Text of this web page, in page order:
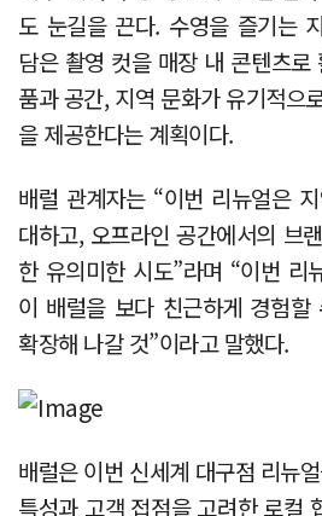
도 눈길을 끈다. 수영을 즐기는
담은 촬영 컷을 매장 내 콘텐츠로
품과 공간, 지역 문화가 유기적으
을 제공한다는 계획이다.
배럴 관계자는 “이번 리뉴얼은
대하고, 오프라인 공간에서의 브
한 유의미한 시도”라며 “이번 리
이 배럴을 보다 친근하게 경험
확장해 나갈 것”이라고 말했다.
배럴은 이번 신세계 대구점 리뉴
특성과 고객 접점을 고려한 로컬